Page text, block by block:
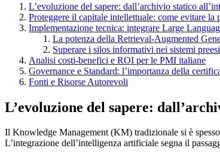
L’evoluzione del sapere: dall’archivio statico
Proteggere il capitale intellettuale: come evitare
Implementazione tecnica: integrare Large
La potenza della Retrieval-Augmented
Superare i silos informativi nei sistemi
Analisi costi-benefici e ROI per le PMI italiane
Governance e Standard: l’importanza della
Fonti e Risorse Autorevoli
L’evoluzione del sapere:
Il Knowledge Management (KM) tradizionale si è
L’integrazione dell’intelligenza artificiale segna il